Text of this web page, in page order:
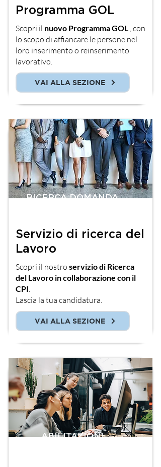
Programma GOL
Scopri il nuovo Programma GOL , con
lo scopo di affiancare le persone nel
loro inserimento o reinserimento
lavorativo.
VAI ALLA SEZIONE
RICERCA DOMANDA
Servizio di ricerca del
Lavoro
Scopri il nostro servizio di Ricerca
del Lavoro in collaborazione con il
CPI.
Lascia la tua candidatura.
VAI ALLA SEZIONE
ABILITAZIONI